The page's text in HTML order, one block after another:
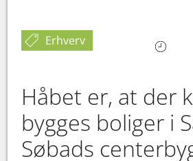
Erhverv
Håbet er, at der
bygges boliger i
Søbads